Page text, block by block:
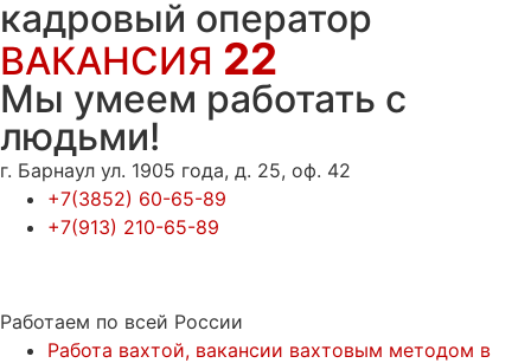
кадровый оператор
ВАКАНСИЯ 22
Мы умеем работать с
людьми!
г. Барнаул ул. 1905 года, д. 25, оф. 42
+7(3852) 60-65-89
+7(913) 210-65-89
Работаем по всей России
Работа вахтой, вакансии вахтовым методом в